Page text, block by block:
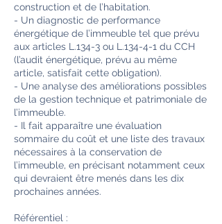
construction et de l’habitation.
- Un diagnostic de performance
énergétique de l’immeuble tel que prévu
aux articles L.134-3 ou L.134-4-1 du CCH
(l’audit énergétique, prévu au même
article, satisfait cette obligation).
- Une analyse des améliorations possibles
de la gestion technique et patrimoniale de
l’immeuble.
- Il fait apparaître une évaluation
sommaire du coût et une liste des travaux
nécessaires à la conservation de
l’immeuble, en précisant notamment ceux
qui devraient être menés dans les dix
prochaines années.
Référentiel :